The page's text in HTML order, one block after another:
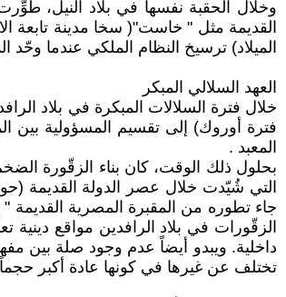
الميلاد) ترسيخ النظام الملكي عندما
العهد السلالي المبكر
فترة أوروك) إلى تقسيم المسؤولية بين
المعبد .
بحلول ذلك الوقت، كان بناء الزقّورة
جاء تطوره من المقبرة المصرية
الزقّورات في بلاد الرافدين مواقع
داخلية. ويبدو أيضاً عدم وجود صلة بين
تختلف عن غيرها في كونها عادة أكبر